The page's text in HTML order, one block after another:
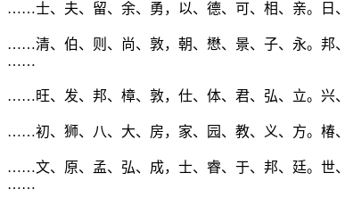
……士、夫、留、余、勇，以、德、可、相、亲。
……清、伯、则、尚、敦，朝、懋、景、子、永。邦
……
……旺、发、邦、樟、敦，仕、体、君、弘、立。
……初、狮、八、大、房，家、园、教、义、方。
……文、原、孟、弘、成，士、睿、于、邦、廷。世
……